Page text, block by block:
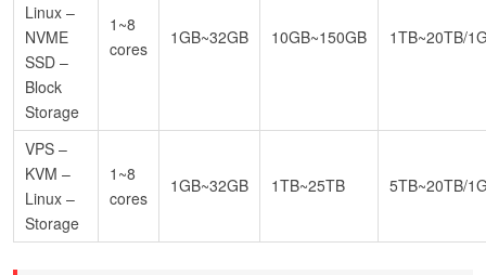
Linux –
NVME
SSD –
Block
Storage
1~8
cores
1GB~32GB 10GB~150GB 1TB~20TB/
VPS –
KVM –
Linux –
Storage
1~8
cores
1GB~32GB 1TB~25TB 5TB~20TB/